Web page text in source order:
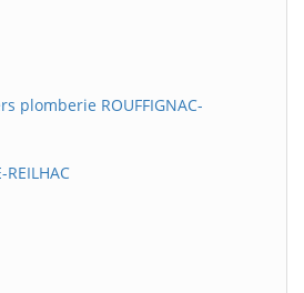
plomberie ROUFFIGNAC-
REILHAC